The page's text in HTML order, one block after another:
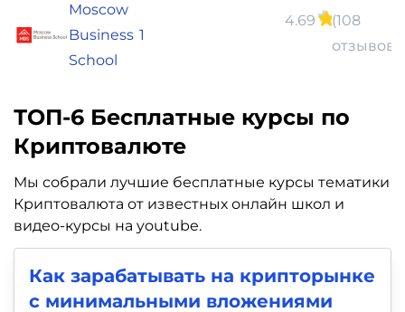
Moscow
Business
School
1
4.69
(108
отзывов)
ТОП-6 Бесплатные курсы по
Криптовалюте
Мы собрали лучшие бесплатные курсы тематики
Криптовалюта от известных онлайн школ и
видео-курсы на youtube.
Как зарабатывать на крипторынке
с минимальными вложениями